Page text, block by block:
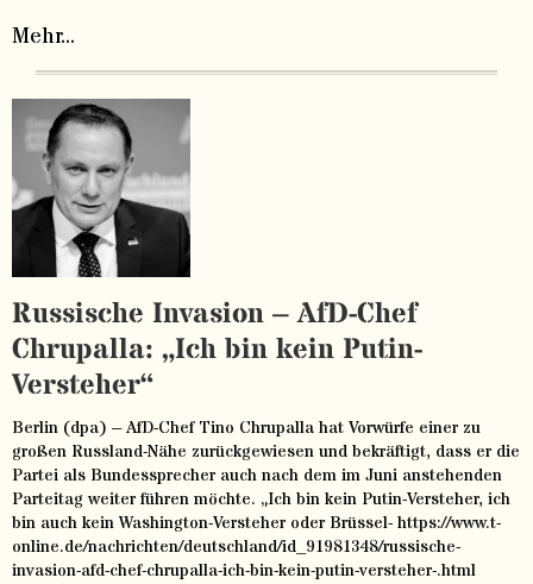
Mehr...
Russische Invasion – AfD-Chef
Chrupalla: „Ich bin kein Putin-
Versteher“
Berlin (dpa) – AfD-Chef Tino Chrupalla hat Vorwürfe einer zu
großen Russland-Nähe zurückgewiesen und bekräftigt, dass er die
Partei als Bundessprecher auch nach dem im Juni anstehenden
Parteitag weiter führen möchte. „Ich bin kein Putin-Versteher, ich
bin auch kein Washington-Versteher oder Brüssel- https://www.t-
online.de/nachrichten/deutschland/id_91981348/russische-
invasion-afd-chef-chrupalla-ich-bin-kein-putin-versteher-.html